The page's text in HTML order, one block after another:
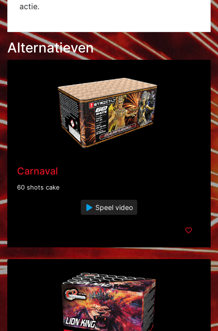
actie.
Alternatieven
Carnaval
60 shots cake
Speel video